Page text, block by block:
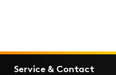
Service & Contact